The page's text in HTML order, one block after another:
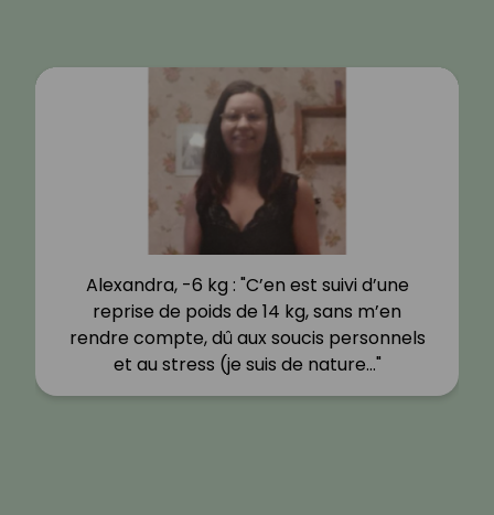
Alexandra, -6 kg : "C’en est suivi d’une
reprise de poids de 14 kg, sans m’en
rendre compte, dû aux soucis personnels
et au stress (je suis de nature…"